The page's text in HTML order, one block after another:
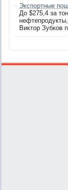
Экспортные
До $275,4 за
Виктор Зубков